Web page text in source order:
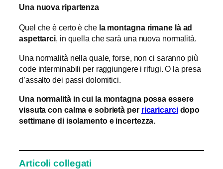
Una nuova ripartenza
Quel che è certo è chela montagnarimane là ad
aspettarci, in quella che sarà una nuova normalità.
Una normalità nella quale, forse, non ci saranno più
code interminabili per raggiungere i rifugi. O la presa
d’assalto dei passi dolomitici.
Una normalità in cui la montagna possa essere
vissuta con calma e sobrietà per ricaricarcidopo
settimane di isolamento e incertezza.
Articoli collegati